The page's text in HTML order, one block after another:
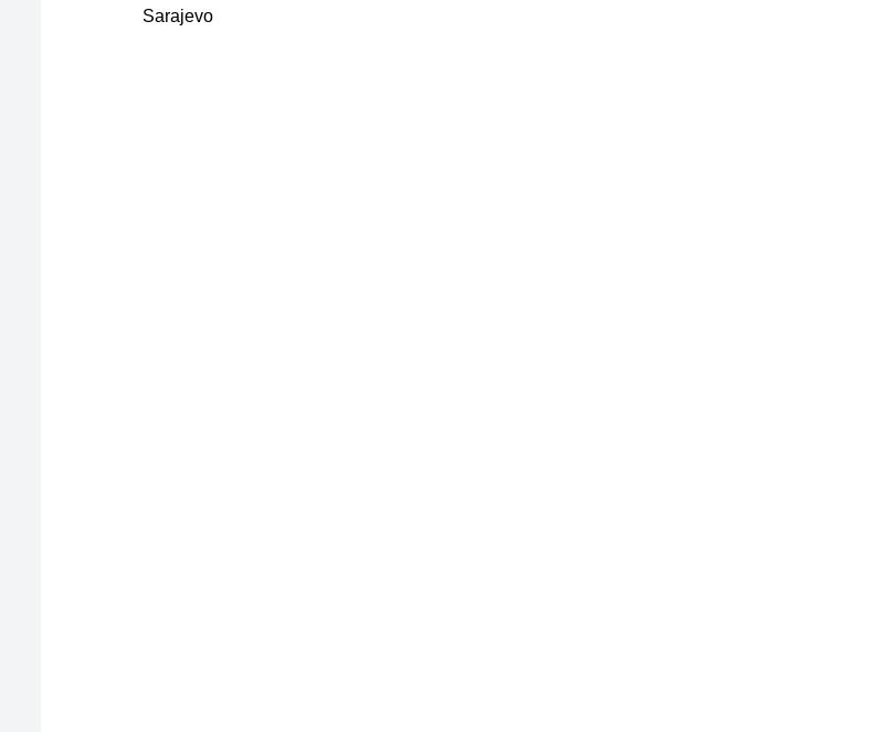
Sarajevo